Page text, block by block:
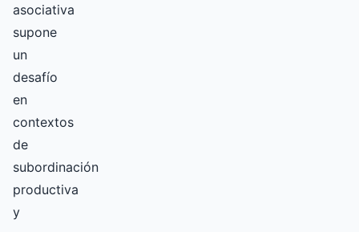
asociativa
supone
un
desafío
en
contextos
de
subordinación
productiva
y